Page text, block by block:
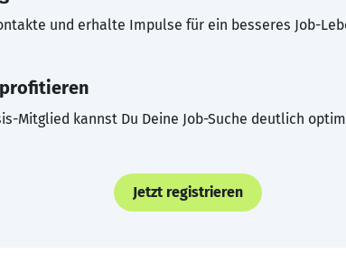
und erhalte Impulse für ein besseres Job-
Mitglied kannst Du Deine Job-Suche deutlich
Jetzt registrieren